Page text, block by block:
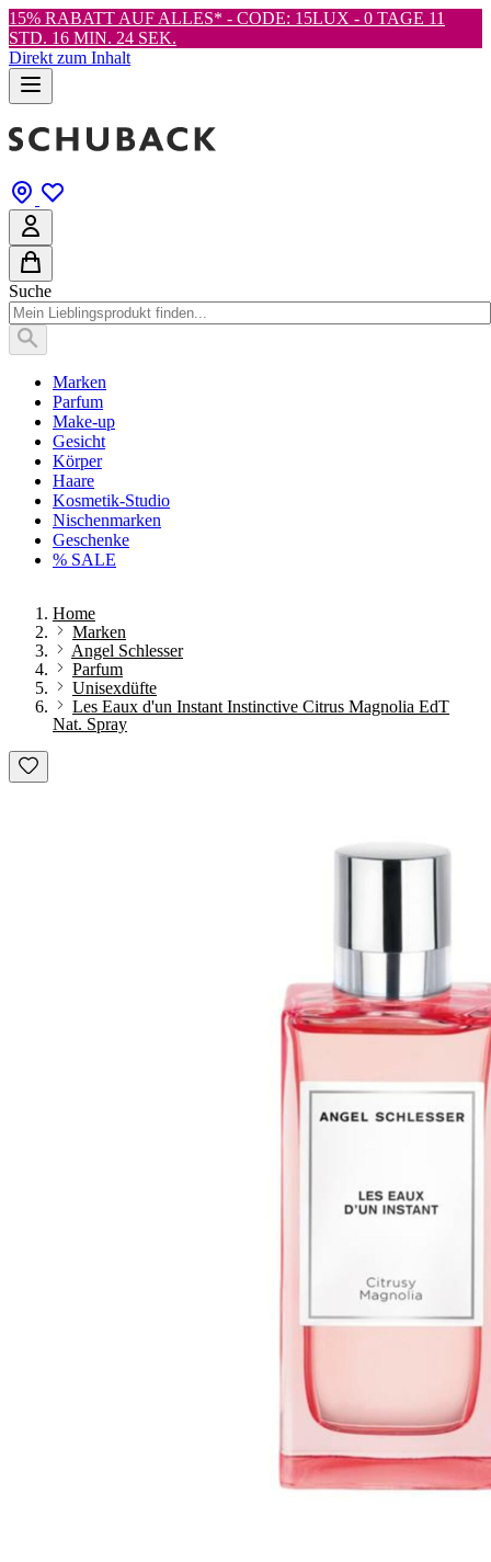
15% RABATT AUF ALLES* - CODE: 15LUX - 0 TAGE 11
STD. 16 MIN. 23 SEK.
Direkt zum Inhalt
Suche
Marken
Parfum
Make-up
Gesicht
Körper
Haare
Kosmetik-Studio
Nischenmarken
Geschenke
% SALE
Home
Marken
Angel Schlesser
Parfum
Unisexdüfte
Les Eaux d'un Instant Instinctive Citrus Magnolia EdT
Nat. Spray